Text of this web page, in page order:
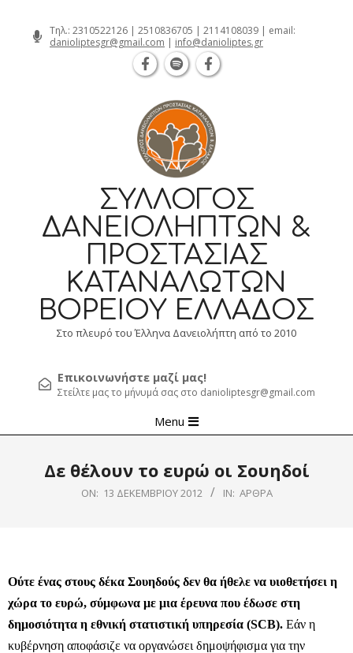
Τηλ.: 2310522126 | 2510836705 | 2114108039 | email:
danioliptesgr@gmail.com | info@danioliptes.gr
ΣΎΛΛΟΓΟΣ
ΔΑΝΕΙΟΛΗΠΤΏΝ &
ΠΡΟΣΤΑΣΊΑΣ
ΚΑΤΑΝΑΛΩΤΏΝ
ΒΟΡΕΊΟΥ ΕΛΛΆΔΟΣ
Στο πλευρό του Έλληνα Δανειολήπτη από το 2010
Επικοινωνήστε μαζί μας!
Στείλτε μας το μήνυμά σας στο danioliptesgr@gmail.com
Navigation
Menu
Δε θέλουν το ευρώ οι Σουηδοί
ON: 13 ΔΕΚΕΜΒΡΊΟΥ 2012 IN: ΆΡΘΡΑ
Ούτε ένας στους δέκα Σουηδούς δεν θα ήθελε να υιοθετήσει η
χώρα το ευρώ, σύμφωνα με μια έρευνα που έδωσε στη
δημοσιότητα η εθνική στατιστική υπηρεσία (SCB). Εάν η
κυβέρνηση αποφάσιζε να οργανώσει δημοψήφισμα για την